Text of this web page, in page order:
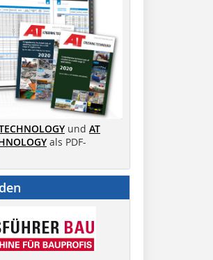
und AT
als PDF-